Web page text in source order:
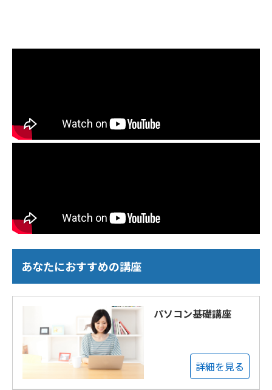
あなたにおすすめの講座
パソコン基礎講座
詳細を見る